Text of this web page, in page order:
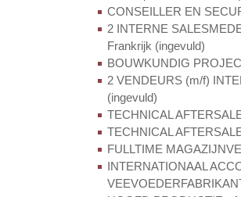
CONSEILLER EN
2 INTERNE
Frankrijk (ingevuld)
BOUWKUNDIG
2 VENDEURS (m/f)
(ingevuld)
TECHNICAL
TECHNICAL
FULLTIME
INTERNATIONAAL